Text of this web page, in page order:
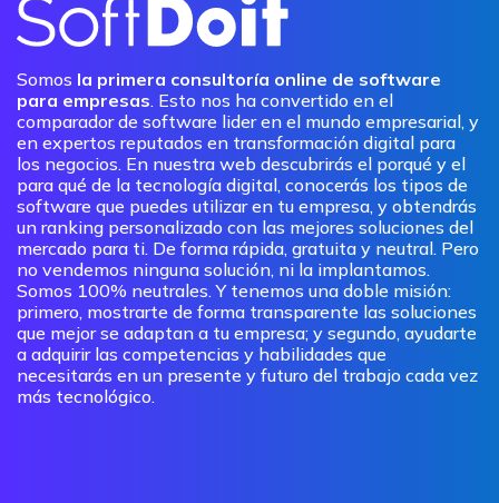
Somos la primera consultoría online de software
para empresas. Esto nos ha convertido en el
comparador de software lider en el mundo empresarial, y
en expertos reputados en transformación digital para
los negocios. En nuestra web descubrirás el porqué y el
para qué de la tecnología digital, conocerás los tipos de
software que puedes utilizar en tu empresa, y obtendrás
un ranking personalizado con las mejores soluciones del
mercado para ti. De forma rápida, gratuita y neutral. Pero
no vendemos ninguna solución, ni la implantamos.
Somos 100% neutrales. Y tenemos una doble misión:
primero, mostrarte de forma transparente las soluciones
que mejor se adaptan a tu empresa; y segundo, ayudarte
a adquirir las competencias y habilidades que
necesitarás en un presente y futuro del trabajo cada vez
más tecnológico.